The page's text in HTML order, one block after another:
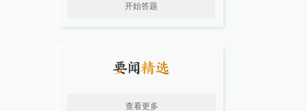
开始答题
查看更多